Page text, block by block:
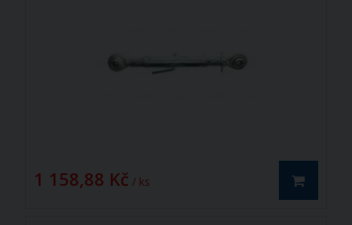
1 158,88 Kč / ks